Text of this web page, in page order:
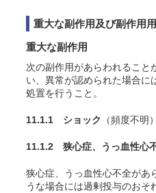
重大な副作用及び副作用
重大な副作用
次の副作用があらわれること
い、異常が認められた場合に
処置を行うこと。
11.1.1 ショック （頻度不明）
11.1.2 狭心症、うっ血性心
狭心症、うっ血性心不全があ
うな場合には過剰投与のおそ